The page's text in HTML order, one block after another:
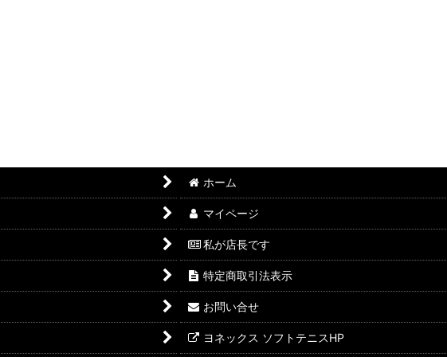
ホーム
マイページ
私が店長です
特定商取引法表示
お問い合せ
ヨネックス ソフトテニスHP